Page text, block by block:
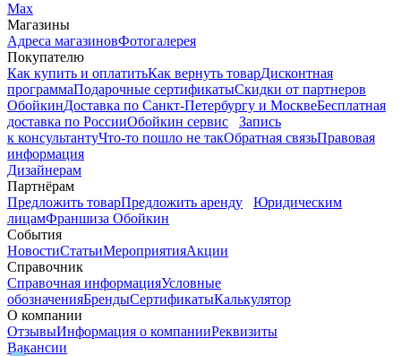
Max
Магазины
Адреса магазиновФотогалерея
Покупателю
Как купить и оплатитьКак вернуть товарДисконтная
программаПодарочные сертификатыСкидки от партнеров
ОбойкинДоставка по Санкт-Петербургу и МосквеБесплатная
доставка по РоссииОбойкин сервис
Запись
к консультантуЧто-то пошло не такОбратная связьПравовая
информация
Дизайнерам
Партнёрам
Предложить товарПредложить аренду
Юридическим
лицамФраншиза Обойкин
События
НовостиСтатьиМероприятияАкции
Справочник
Справочная информацияУсловные
обозначенияБрендыСертификатыКалькулятор
О компании
ОтзывыИнформация о компанииРеквизиты
Вакансии